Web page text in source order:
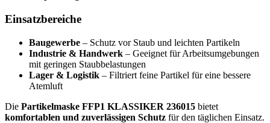
Einsatzbereiche
Baugewerbe – Schutz vor Staub und leichten Partikeln
Industrie & Handwerk – Geeignet für Arbeitsumgebungen
mit geringen Staubbelastungen
Lager & Logistik – Filtriert feine Partikel für eine bessere
Atemluft
Die Partikelmaske FFP1 KLASSIKER 236015 bietet
komfortablen und zuverlässigen Schutz für den täglichen Einsatz.